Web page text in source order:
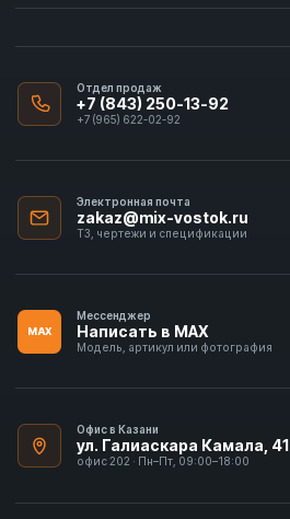
Отдел продаж
+7 (843) 250-13-92
+7 (965) 622-02-92
Электронная почта
zakaz@mix-vostok.ru
ТЗ, чертежи и спецификации
MAX
Мессенджер
Написать в MAX
Модель, артикул или фотография
Офис в Казани
ул. Галиаскара Камала, 41
офис 202 · Пн–Пт, 09:00–18:00